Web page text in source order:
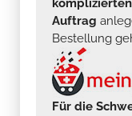
Auftrag
Bestellung
Für die